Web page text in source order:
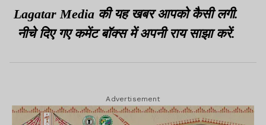
शिरकत
Lagatar Media की यह खबर आपको कैसी लगी.
नीचे दिए गए कमेंट बॉक्स में अपनी राय साझा करें.
Advertisement